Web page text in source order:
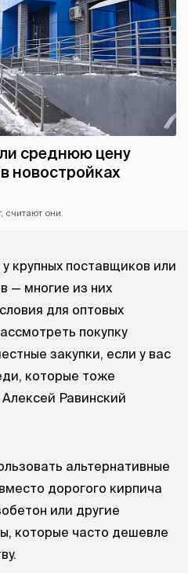
среднюю цену
новостройках
они.
крупных поставщиков или
— многие из них
для оптовых
покупку
закупки, если у вас
которые тоже
Равинский
альтернативные
дорогого кирпича
или другие
которые часто дешевле